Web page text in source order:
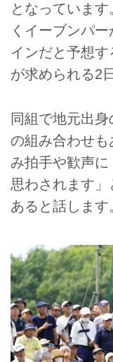
となっていま
くイーブンパ
インだと予想
が求められる2
同組で地元出
の組み合わせ
み拍手や歓声
思わされます
あると話します